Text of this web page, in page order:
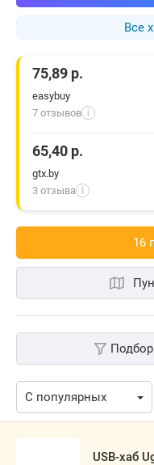
Все
75,89 р.
easybuy
7 отзывов i
65,40 р.
gtx.by
3 отзыва i
16
USB-хаб